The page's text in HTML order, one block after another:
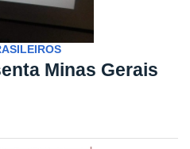
Minas Gerais